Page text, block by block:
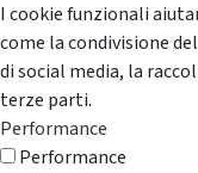
I cookie funzionali
come la condivisione
di social media, la
terze parti.
Performance
Performance